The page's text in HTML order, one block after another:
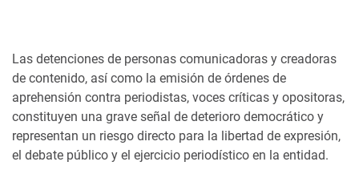
Las detenciones de personas comunicadoras y creadoras
de contenido, así como la emisión de órdenes de
aprehensión contra periodistas, voces críticas y opositoras,
constituyen una grave señal de deterioro democrático y
representan un riesgo directo para la libertad de expresión,
el debate público y el ejercicio periodístico en la entidad.